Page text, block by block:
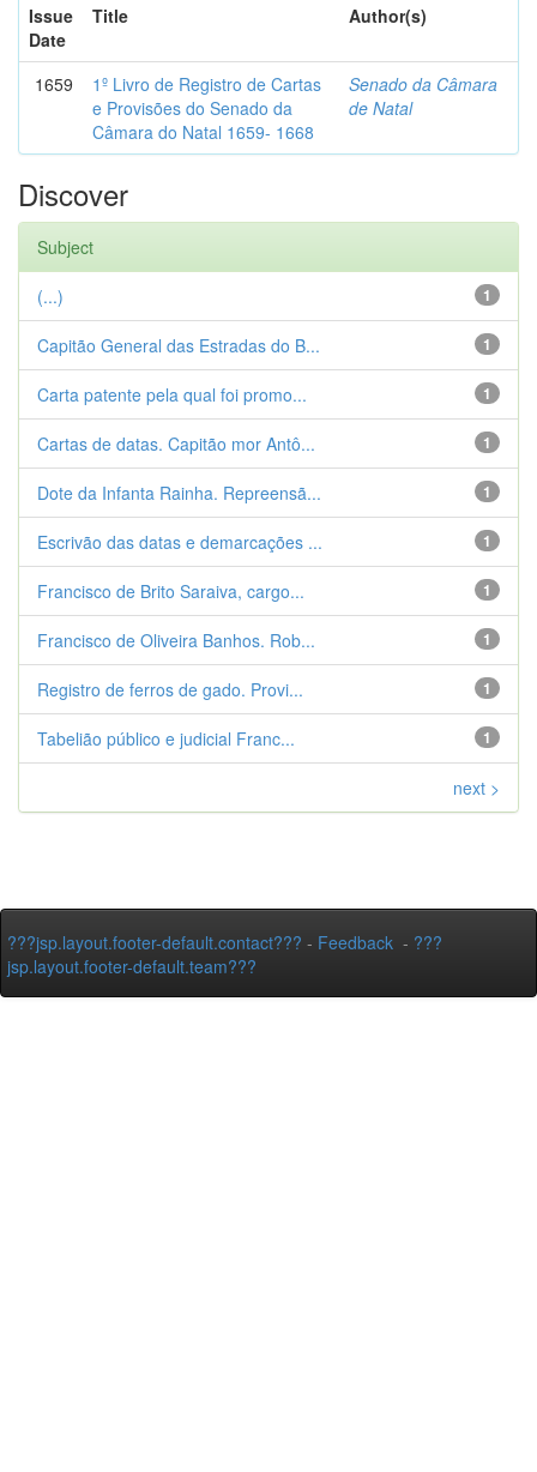
Issue
Date
Title Author(s)
1659
1º Livro de Registro de Cartas
e Provisões do Senado da
Câmara do Natal 1659- 1668
Senado da Câmara
de Natal
Discover
Subject
1
(...)
1
Capitão General das Estradas do B...
1
Carta patente pela qual foi promo...
1
Cartas de datas. Capitão mor Antô...
1
Dote da Infanta Rainha. Repreensã...
1
Escrivão das datas e demarcações ...
1
Francisco de Brito Saraiva, cargo...
1
Francisco de Oliveira Banhos. Rob...
1
Registro de ferros de gado. Provi...
1
Tabelião público e judicial Franc...
next >
???jsp.layout.footer-default.contact??? - Feedback - ???
jsp.layout.footer-default.team???